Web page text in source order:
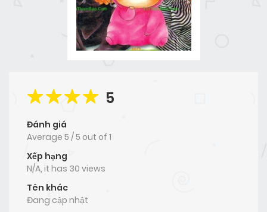
5
Đánh giá
Average 5 /5 out of 1
Xếp hạng
N/A, it has 30 views
Tên khác
Đang cập nhật